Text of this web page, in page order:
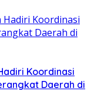
Koordinasi
Daerah di